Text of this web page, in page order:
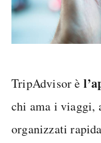
TripAdvisor è
chi ama i viaggi,
organizzati